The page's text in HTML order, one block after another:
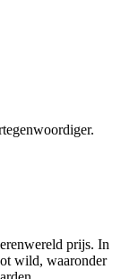
prijs. In
wild, waaronder